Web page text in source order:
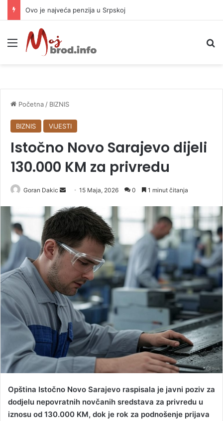
Ovo je najveća penzija u Srpskoj
Meni
Početna / BIZNIS
BIZNIS VIJESTI
Istočno Novo Sarajevo dijeli
130.000 KM za privredu
Goran Dakic
n
d
a
n
a
i
l
15 Maja, 2026 0 1 minut čitanja
Opština Istočno Novo Sarajevo raspisala je javni poziv za
dodjelu nepovratnih novčanih sredstava za privredu u
iznosu od 130.000 KM, dok je rok za podnošenje prijava